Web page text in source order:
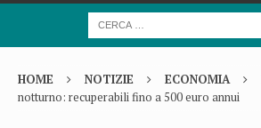
HOME NOTIZIE ECONOMIA
notturno: recuperabili fino a 500 euro annui